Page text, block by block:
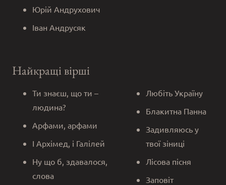
Юрій Андрухович
Іван Андрусяк
Найкращі вірші
Ти знаєш, що ти –
людина?
Арфами, арфами
І Архімед, і Галілей
Ну що б, здавалося,
слова
Любіть Україну
Блакитна Панна
Задивляюсь у
твої зіниці
Лісова пісня
Заповіт